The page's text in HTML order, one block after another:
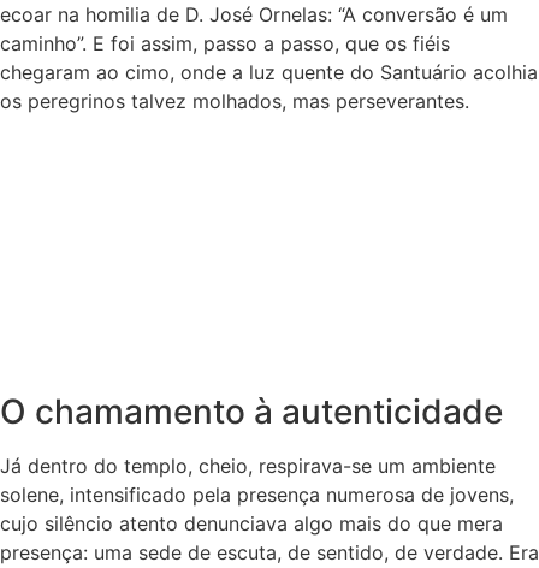
ecoar na homilia de D. José Ornelas: “A conversão é um
caminho”. E foi assim, passo a passo, que os fiéis
chegaram ao cimo, onde a luz quente do Santuário acolhia
os peregrinos talvez molhados, mas perseverantes.
O chamamento à autenticidade
Já dentro do templo, cheio, respirava-se um ambiente
solene, intensificado pela presença numerosa de jovens,
cujo silêncio atento denunciava algo mais do que mera
presença: uma sede de escuta, de sentido, de verdade. Era